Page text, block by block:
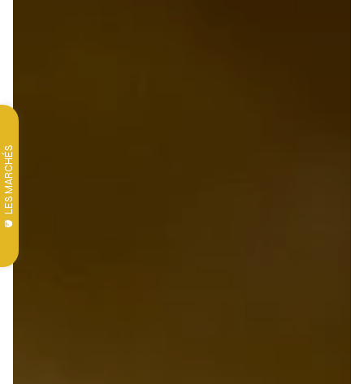
LES MARCHÉS